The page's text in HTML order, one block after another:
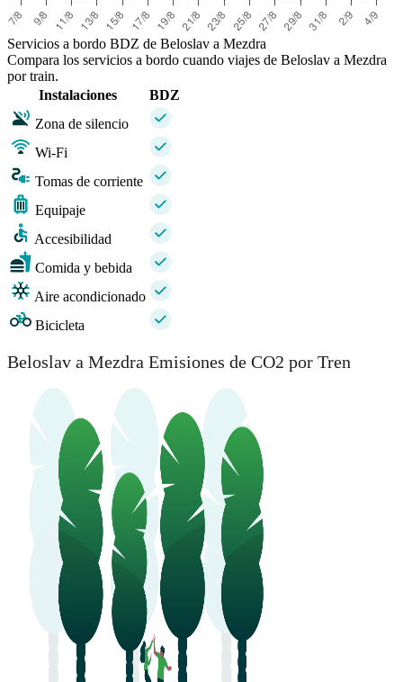
Servicios a bordo BDZ de Beloslav a Mezdra
Compara los servicios a bordo cuando viajes de Beloslav a Mezdra
por train.
Instalaciones
BDZ
Zona de silencio
Wi-Fi
Tomas de corriente
Equipaje
Accesibilidad
Comida y bebida
Aire acondicionado
Bicicleta
Beloslav a Mezdra Emisiones de CO2 por Tren